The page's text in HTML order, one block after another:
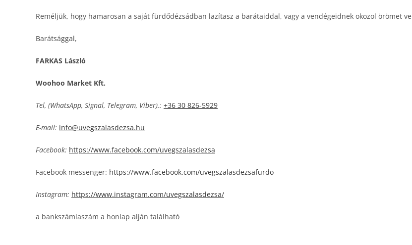
Reméljük, hogy hamarosan a saját fürdődézsádban lazítasz a barátaiddal, vagy a vendégeidnek okozol örömet
Barátsággal,
FARKAS László
Woohoo Market Kft.
Tel, (WhatsApp, Signal, Telegram, Viber).: +36 30 826-5929
E-mail: info@uvegszalasdezsa.hu
Facebook: https://www.facebook.com/uvegszalasdezsa
Facebook messenger: https://www.facebook.com/uvegszalasdezsafurdo
Instagram: https://www.instagram.com/uvegszalasdezsa/
a bankszámlaszám a honlap alján található